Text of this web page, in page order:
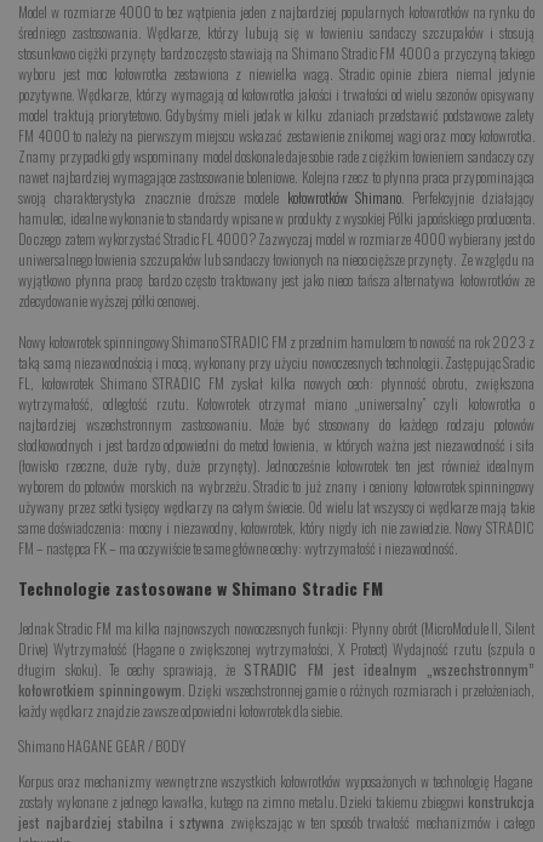
Model w rozmiarze 4000 to bez wątpienia jeden z najbardziej popularnych kołowrotków na rynku do
średniego zastosowania. Wędkarze, którzy lubują się w łowieniu sandaczy szczupaków i stosują
stosunkowo ciężki przynęty bardzo często stawiają na Shimano Stradic FM 4000 a przyczyną takiego
wyboru jest moc kołowrotka zestawiona z niewielka wagą. Stradic opinie zbiera niemal jedynie
pozytywne. Wędkarze, którzy wymagają od kołowrotka jakości i trwałości od wielu sezonów opisywany
model traktują priorytetowo. Gdybyśmy mieli jedak w kilku zdaniach przedstawić podstawowe zalety
FM 4000 to należy na pierwszym miejscu wskazać zestawienie znikomej wagi oraz mocy kołowrotka.
Znamy przypadki gdy wspominany model doskonale daje sobie rade z ciężkim łowieniem sandaczy czy
nawet najbardziej wymagające zastosowanie boleniowe. Kolejna rzecz to płynna praca przypominająca
swoją charakterystyka znacznie droższe modele kołowrotków Shimano . Perfekcyjnie działający
hamulec, idealne wykonanie to standardy wpisane w produkty z wysokiej Pólki japońskiego producenta.
Do czego zatem wykorzystać Stradic FL 4000? Zazwyczaj model w rozmiarze 4000 wybierany jest do
uniwersalnego łowienia szczupaków lub sandaczy łowionych na nieco cięższe przynęty. Ze względu na
wyjątkowo płynna pracę bardzo często traktowany jest jako nieco tańsza alternatywa kołowrotków ze
zdecydowanie wyższej półki cenowej.
Nowy kołowrotek spinningowy Shimano STRADIC FM z przednim hamulcem to nowość na rok 2023 z
taką samą niezawodnością i mocą, wykonany przy użyciu nowoczesnych technologii. Zastępując Sradic
FL, kołowrotek Shimano STRADIC FM zyskał kilka nowych cech: płynność obrotu, zwiększona
wytrzymałość, odległość rzutu. Kołowrotek otrzymał miano „uniwersalny” czyli kołowrotka o
najbardziej wszechstronnym zastosowaniu. Może być stosowany do każdego rodzaju połowów
słodkowodnych i jest bardzo odpowiedni do metod łowienia, w których ważna jest niezawodność i siła
(łowisko rzeczne, duże ryby, duże przynęty). Jednocześnie kołowrotek ten jest również idealnym
wyborem do połowów morskich na wybrzeżu. Stradic to już znany i ceniony kołowrotek spinningowy
używany przez setki tysięcy wędkarzy na całym świecie. Od wielu lat wszyscy ci wędkarze mają takie
same doświadczenia: mocny i niezawodny, kołowrotek, który nigdy ich nie zawiedzie. Nowy STRADIC
FM – następca FK – ma oczywiście te same główne cechy: wytrzymałość i niezawodność.
Technologie zastosowane w Shimano Stradic FM
Jednak Stradic FM ma kilka najnowszych nowoczesnych funkcji: Płynny obrót (MicroModule II, Silent
Drive) Wytrzymałość (Hagane o zwiększonej wytrzymałości, X Protect) Wydajność rzutu (szpula o
długim skoku). Te cechy sprawiają, że STRADIC FM jest idealnym „wszechstronnym”
kołowrotkiem spinningowym . Dzięki wszechstronnej gamie o różnych rozmiarach i przełożeniach,
każdy wędkarz znajdzie zawsze odpowiedni kołowrotek dla siebie.
Shimano HAGANE GEAR / BODY
Korpus oraz mechanizmy wewnętrzne wszystkich kołowrotków wyposażonych w technologię Hagane
zostały wykonane z jednego kawałka, kutego na zimno metalu. Dzieki takiemu zbiegowi konstrukcja
jest najbardziej stabilna i sztywna zwiększając w ten sposób trwałość mechanizmów i całego